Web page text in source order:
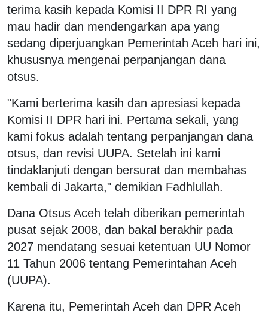
terima kasih kepada Komisi II DPR RI yang
mau hadir dan mendengarkan apa yang
sedang diperjuangkan Pemerintah Aceh hari ini,
khususnya mengenai perpanjangan dana
otsus.
"Kami berterima kasih dan apresiasi kepada
Komisi II DPR hari ini. Pertama sekali, yang
kami fokus adalah tentang perpanjangan dana
otsus, dan revisi UUPA. Setelah ini kami
tindaklanjuti dengan bersurat dan membahas
kembali di Jakarta," demikian Fadhlullah.
Dana Otsus Aceh telah diberikan pemerintah
pusat sejak 2008, dan bakal berakhir pada
2027 mendatang sesuai ketentuan UU Nomor
11 Tahun 2006 tentang Pemerintahan Aceh
(UUPA).
Karena itu, Pemerintah Aceh dan DPR Aceh